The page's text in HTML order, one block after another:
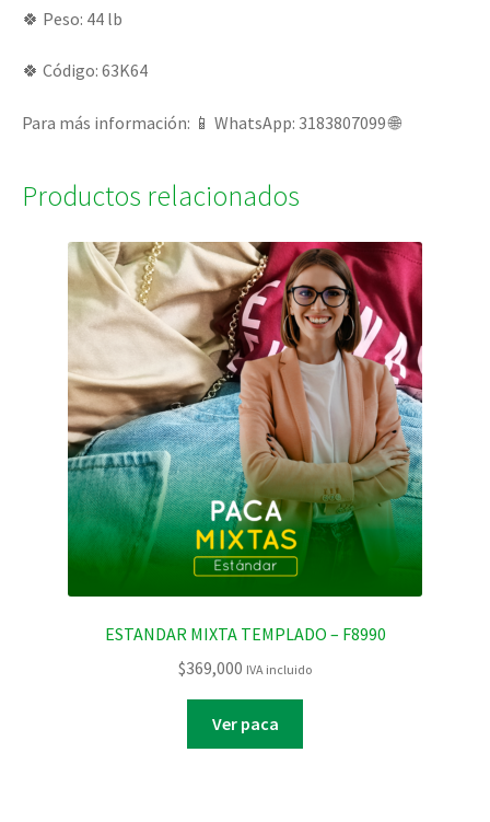
🍀 Peso: 44 lb
🍀 Código: 63K64
Para más información: 📱 WhatsApp: 3183807099 🌐
Productos relacionados
ESTANDAR MIXTA TEMPLADO – F8990
$369,000 IVA incluido
Ver paca